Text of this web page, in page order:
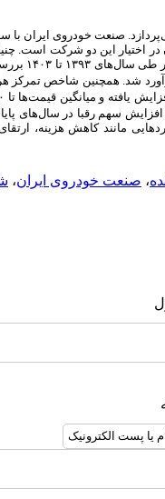
نزدیک به ۴۰۰ هزار شغل، بازاری بسیار متمرکز دارد که بیش از ۷۰
عاملی برای
شد. همچنین شاخص تمرکز
مانند کاهش هزینه،
، صنعت خودروی ایران،